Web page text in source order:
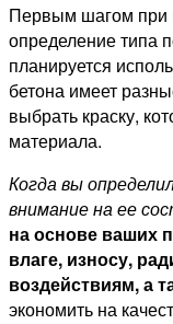
Первым шагом при
определение типа
планируется
бетона имеет
выбрать краску,
материала.
Когда вы
внимание на ее
на основе ваших
влаге, износу,
воздействиям, а
экономить на